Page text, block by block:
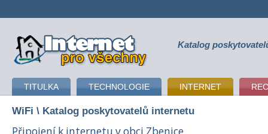
připojení k internetu Katalog
TITULKA TECHNOLOGIE INTERNET
WiFi \ Katalog poskytovatelů internetu
Připojení k internetu v obci Zbenice